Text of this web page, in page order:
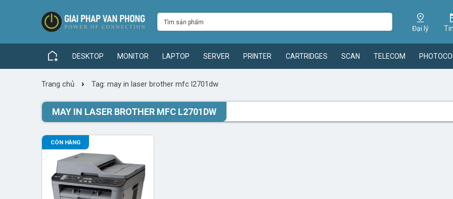
Đại lý
DESKTOP MONITOR LAPTOP SERVER PRINTER CARTRIDGES SCAN TELECOM
Trang chủ › Tag: may in laser brother mfc l2701dw
MAY IN LASER BROTHER MFC L2701DW
CÒN HÀNG